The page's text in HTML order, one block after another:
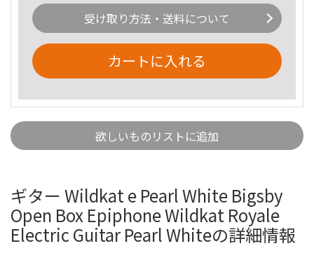
受け取り方法・送料について
カートに入れる
欲しいものリストに追加
ギター Wildkat e Pearl White Bigsby
Open Box Epiphone Wildkat Royale
Electric Guitar Pearl Whiteの詳細情報